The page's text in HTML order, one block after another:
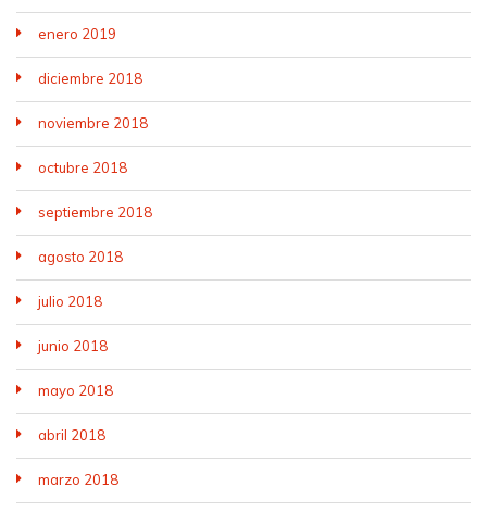
enero 2019
diciembre 2018
noviembre 2018
octubre 2018
septiembre 2018
agosto 2018
julio 2018
junio 2018
mayo 2018
abril 2018
marzo 2018